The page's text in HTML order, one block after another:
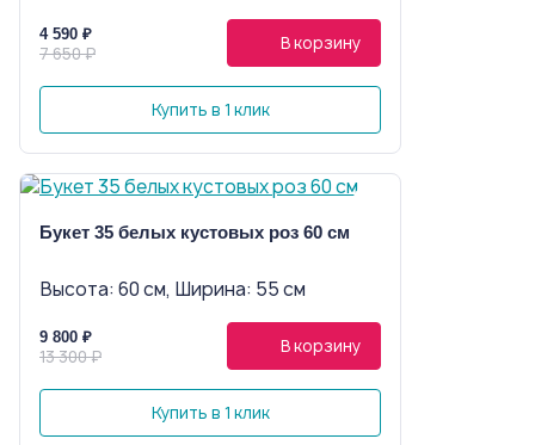
4 590 ₽
7 650 ₽ В корзину
Купить в 1 клик
Букет 35 белых кустовых роз 60 см
Высота: 60 см, Ширина: 55 см
9 800 ₽
13 300 ₽ В корзину
Купить в 1 клик